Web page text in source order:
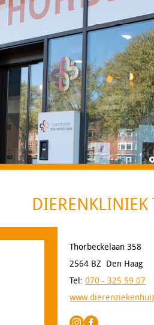
DIERENKLINIEK
Thorbeckelaan 358
2564 BZ Den Haag
Tel: 070 - 325 59 07